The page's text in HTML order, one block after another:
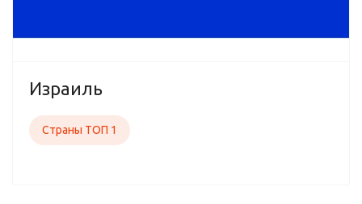
Израиль
Страны ТОП 1